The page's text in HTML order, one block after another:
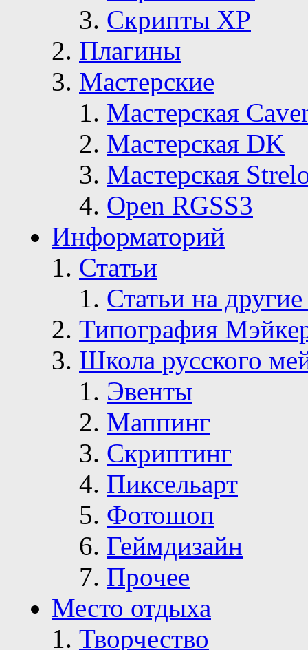
Скрипты ХР
Плагины
Мастерские
Мастерская
Мастерская DK
Мастерская
Open RGSS3
Информаторий
Статьи
Статьи на
Типография
Школа русского
Эвенты
Маппинг
Скриптинг
Пиксельарт
Фотошоп
Геймдизайн
Прочее
Место отдыха
Творчество